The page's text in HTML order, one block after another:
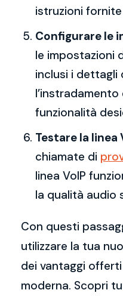
istruzioni
Configurare le
le impostazioni
inclusi i dettagli
funzionalità
Testare la linea
chiamate di
linea VoIP
la qualità audio
Con questi
utilizzare la tua
dei vantaggi
moderna. Scopri